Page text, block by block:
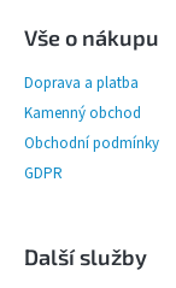
Vše o nákupu
Doprava a platba
Kamenný obchod
Obchodní podmínky
GDPR
Další služby